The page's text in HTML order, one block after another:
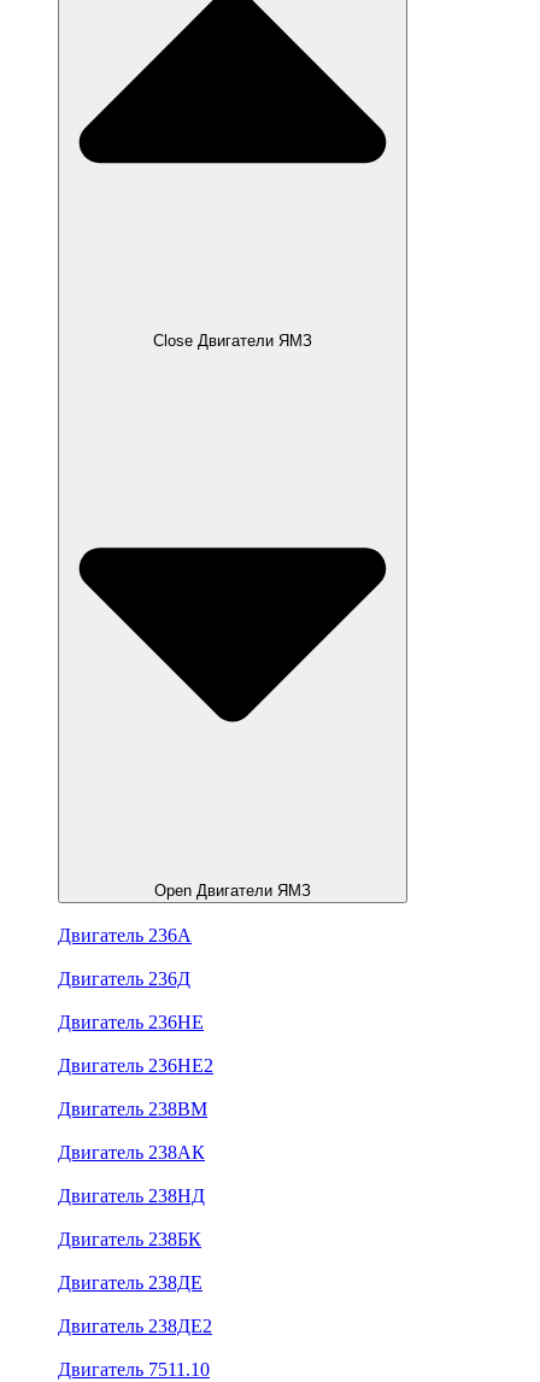
Close Двигатели ЯМЗ
Open Двигатели ЯМЗ
Двигатель 236А
Двигатель 236Д
Двигатель 236НЕ
Двигатель 236НЕ2
Двигатель 238ВМ
Двигатель 238АК
Двигатель 238НД
Двигатель 238БК
Двигатель 238ДЕ
Двигатель 238ДЕ2
Двигатель 7511.10